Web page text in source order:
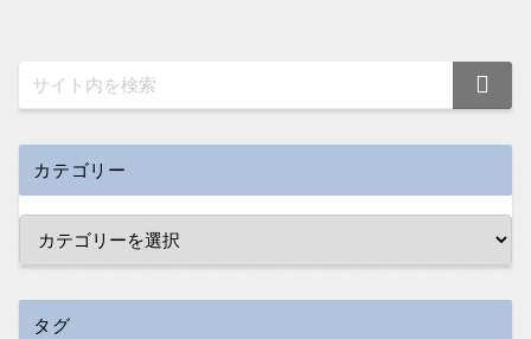
カテゴリー
タグ